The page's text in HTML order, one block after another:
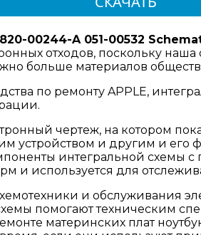
00244-A 051-00532
отходов, поскольку
больше материалов
по ремонту APPLE,
чертеж, на котором
устройством и другим и его
интегральной схемы
и используется для
и обслуживания
помогают техническим
материнских плат